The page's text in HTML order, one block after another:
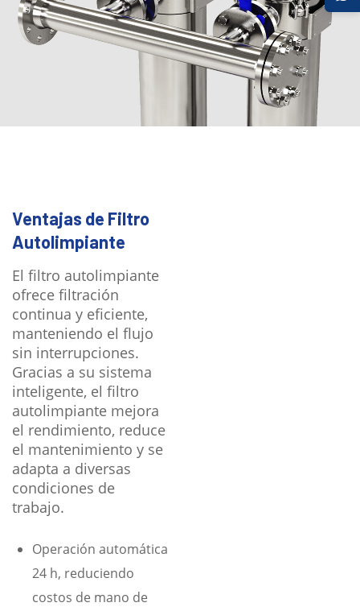
Ventajas de Filtro
Autolimpiante
El filtro autolimpiante
ofrece filtración
continua y eficiente,
manteniendo el flujo
sin interrupciones.
Gracias a su sistema
inteligente, el filtro
autolimpiante mejora
el rendimiento, reduce
el mantenimiento y se
adapta a diversas
condiciones de
trabajo.
Operación automática
24 h, reduciendo
costos de mano de